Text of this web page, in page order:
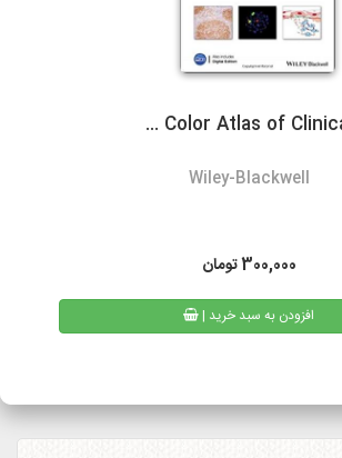
تحویل، بسته به دوری یا نزدیکی شهر مقصد از
با تاخیر به دست مشتریان محترم برسد.
پیگیری وضعیت سفارشات پست پیشتاز از طریق
Color Atlas of Clinical
Wiley-Blackwell
300,000تومان
| افزودن به سبد خرید